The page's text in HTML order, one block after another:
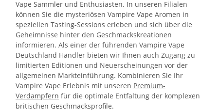
Vape Sammler und Enthusiasten. In unseren Filialen
können Sie die mysteriösen Vampire Vape Aromen in
speziellen Tasting-Sessions erleben und sich über die
Geheimnisse hinter den Geschmackskreationen
informieren. Als einer der führenden Vampire Vape
Deutschland Händler bieten wir Ihnen auch Zugang zu
limitierten Editionen und Neuerscheinungen vor der
allgemeinen Markteinführung. Kombinieren Sie Ihr
Vampire Vape Erlebnis mit unseren Premium-
Verdampfern für die optimale Entfaltung der komplexen
britischen Geschmacksprofile.